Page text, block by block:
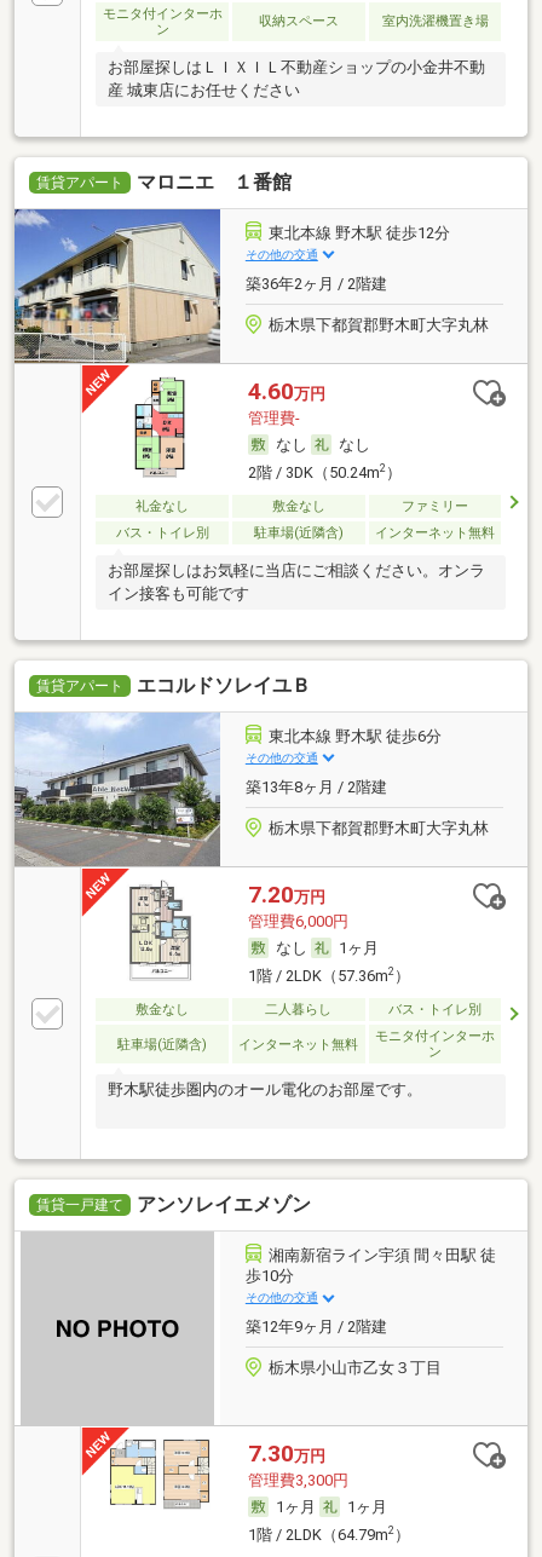
モニタ付インターホ
ン
収納スペース 室内洗濯機置き場
お部屋探しはＬＩＸＩＬ不動産ショップの小金井不動
産 城東店にお任せください
賃貸アパート マロニエ １番館
東北本線 野木駅 徒歩12分
その他の交通
築36年2ヶ月 / 2階建
栃木県下都賀郡野木町大字丸林
4.60万円
管理費-
なし
なし
2階 / 3DK（50.24m2）
礼金なし 敷金なし
ファミリー
バス・トイレ別
駐車場(近隣含) インターネット無料
お部屋探しはお気軽に当店にご相談ください。オンラ
イン接客も可能です
賃貸アパート エコルドソレイユＢ
東北本線 野木駅 徒歩6分
その他の交通
築13年8ヶ月 / 2階建
栃木県下都賀郡野木町大字丸林
7.20万円
管理費6,000円
なし
1ヶ月
1階 / 2LDK（57.36m2）
敷金なし 二人暮らし バス・トイレ別
駐車場(近隣含) インターネット無料
モニタ付インターホ
ン
野木駅徒歩圏内のオール電化のお部屋です。
賃貸一戸建て アンソレイエメゾン
湘南新宿ライン宇須 間々田駅 徒
歩10分
その他の交通
築12年9ヶ月 / 2階建
栃木県小山市乙女３丁目
7.30万円
管理費3,300円
1ヶ月
1ヶ月
1階 / 2LDK（64.79m2）